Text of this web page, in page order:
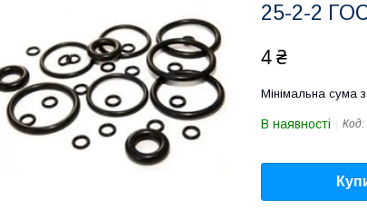
25-2-2
4 ₴
Мінімальна сума
В наявності Код: